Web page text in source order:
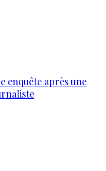
enquête après une